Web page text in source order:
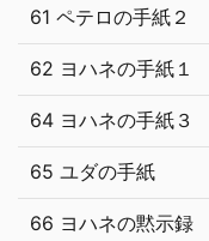
61 ペテロの手紙２
62 ヨハネの手紙１
64 ヨハネの手紙３
65 ユダの手紙
66 ヨハネの黙示録